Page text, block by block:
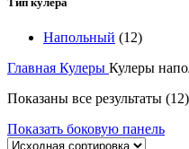
Напольный (12)
Главная Кулеры Кулеры
Показаны все результаты (12)
Показать боковую панель